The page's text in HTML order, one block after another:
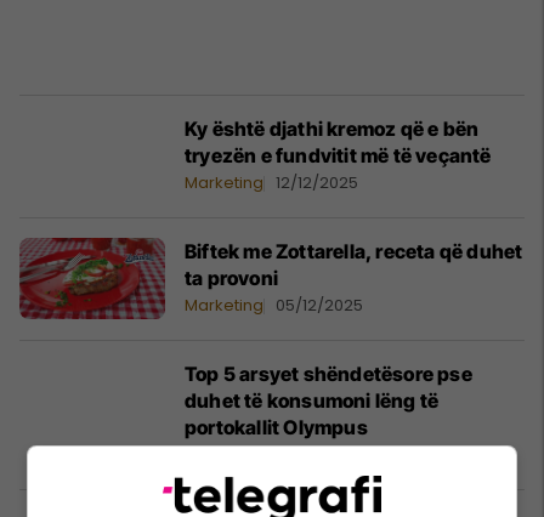
Ky është djathi kremoz që e bën
tryezën e fundvitit më të veçantë
Marketing 12/12/2025
Biftek me Zottarella, receta që duhet
ta provoni
Marketing 05/12/2025
Top 5 arsyet shëndetësore pse
duhet të konsumoni lëng të
portokallit Olympus
Marketing 04/12/2025